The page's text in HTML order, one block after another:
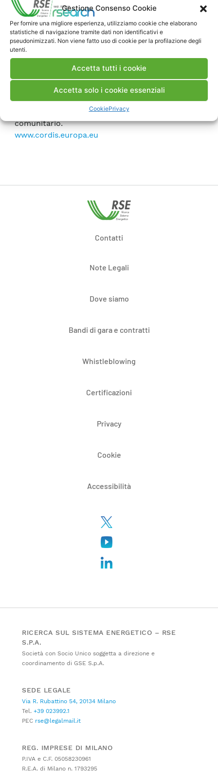
Gestione Consenso Cookie
Per fornire una migliore esperienza, utilizziamo cookie che elaborano
statistiche di navigazione tramite dati non identificativi e
pseudonimizzati. Non viene fatto uso di cookie per la profilazione degli
utenti.
Accetta tutti i cookie
Accetta solo i cookie essenziali
CookiePrivacy
industriali – SIEMENS e ALSTOM Power – e otto
centri di ricerca ed università., oltre ad RSE
anche ENEA, SINTEF, Università di Genova,
University College of Diblin, City University of
London, e il Joint Research Center. L’ENTSO-E è
direttamente coinvolta nell’advisory board del
Generale Enterprise and industry – Security
Research and Development della Commissione
Europea nell’ambito del 7° Programma Quadro
comunitario.
www.cordis.europa.eu
Contatti
Note Legali
Dove siamo
Bandi di gara e contratti
Whistleblowing
Certificazioni
Privacy
Cookie
Accessibilità
RICERCA SUL SISTEMA ENERGETICO – RSE
S.P.A.
Società con Socio Unico soggetta a direzione e
coordinamento di GSE S.p.A.
SEDE LEGALE
Via R. Rubattino 54, 20134 Milano
Tel. +39 023992.1
PEC rse@legalmail.it
REG. IMPRESE DI MILANO
P.IVA e C.F. 05058230961
R.E.A. di Milano n. 1793295